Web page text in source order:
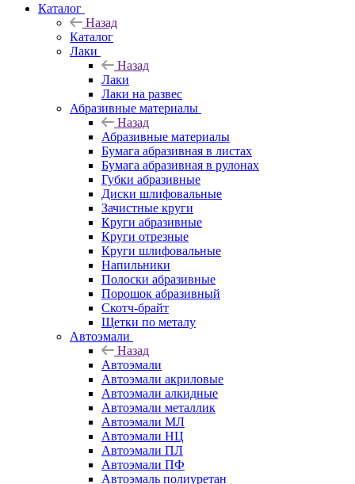
Каталог
Назад
Каталог
Лаки
Назад
Лаки
Лаки на развес
Абразивные материалы
Назад
Абразивные материалы
Бумага абразивная в листах
Бумага абразивная в рулонах
Губки абразивные
Диски шлифовальные
Зачистные круги
Круги абразивные
Круги отрезные
Круги шлифовальные
Напильники
Полоски абразивные
Порошок абразивный
Скотч-брайт
Щетки по металу
Автоэмали
Назад
Автоэмали
Автоэмали акриловые
Автоэмали алкидные
Автоэмали металлик
Автоэмали МЛ
Автоэмали НЦ
Автоэмали ПЛ
Автоэмали ПФ
Автоэмаль полиуретан